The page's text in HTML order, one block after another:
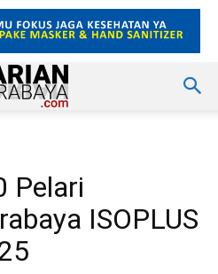
Pelari
ISOPLUS